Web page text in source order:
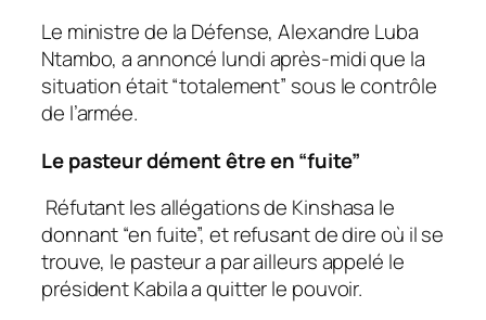
Le ministre de la Défense, Alexandre Luba
Ntambo, a annoncé lundi après-midi que la
situation était “totalement” sous le contrôle
de l’armée.
Le pasteur dément être en “fuite”
Réfutant les allégations de Kinshasa le
donnant “en fuite”, et refusant de dire où il se
trouve, le pasteur a par ailleurs appelé le
président Kabila a quitter le pouvoir.